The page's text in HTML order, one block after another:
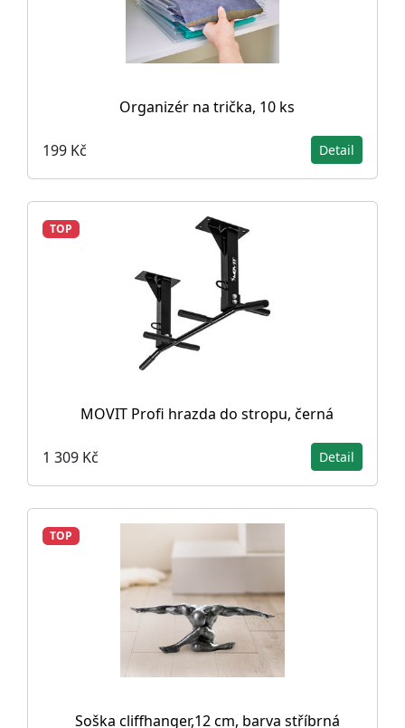
Organizér na trička, 10 ks
199 Kč Detail
TOP
MOVIT Profi hrazda do stropu, černá
1 309 Kč Detail
TOP
Soška cliffhanger,12 cm, barva stříbrná